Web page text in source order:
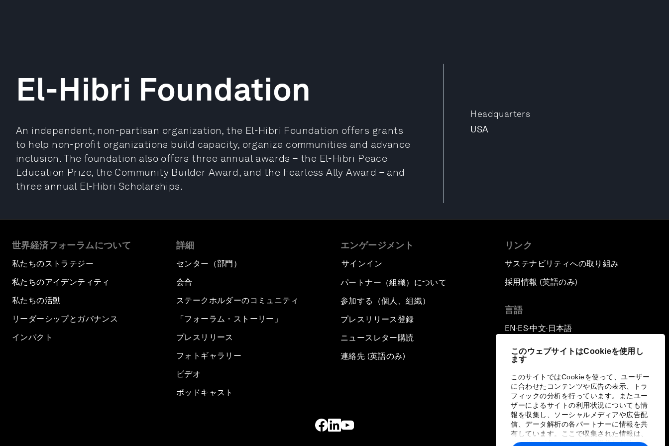
このウェブサイトはCookieを使用し
ます
このサイトではCookieを使って、ユーザー
に合わせたコンテンツや広告の表示、トラ
フィックの分析を行っています。またユー
ザーによるサイトの利用状況についても情
報を収集し、ソーシャルメディアや広告配
信、データ解析の各パートナーに情報を共
有しています。ここで収集された情報は、
ユーザーが各パートナーに提供した他の情
Headquarters
USA
El-Hibri Foundation
An independent, non-partisan organization, the El-Hibri Foundation offers grants
to help non-profit organizations build capacity, organize communities and advance
inclusion. The foundation also offers three annual awards – the El-Hibri Peace
Education Prize, the Community Builder Award, and the Fearless Ally Award – and
three annual El-Hibri Scholarships.
世界経済フォーラムについて
私たちのストラテジー
私たちのアイデンティティ
私たちの活動
リーダーシップとガバナンス
インパクト
詳細
センター（部門）
会合
ステークホルダーのコミュニティ
「フォーラム・ストーリー」
プレスリリース
フォトギャラリー
ビデオ
ポッドキャスト
エンゲージメント
サインイン
パートナー（組織）について
参加する（個人、組織）
プレスリリース登録
ニュースレター購読
連絡先 (英語のみ)
リンク
サステナビリティへの取り組み
採用情報 (英語のみ)
言語
EN ▪ES▪中文▪ 日本語